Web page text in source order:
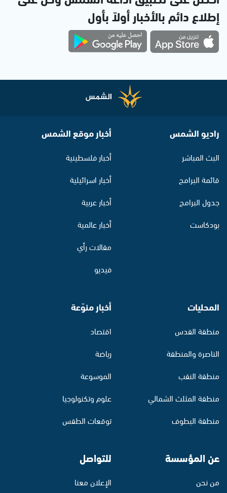
إطلاع دائم بالأخبار أولاً بأول
راديو الشمس
البث المباشر
قائمة البرامج
جدول البرامج
بودكاست
أخبار موقع الشمس
أخبار فلسطينية
أخبار اسرائيلية
أخبار عربية
أخبار عالمية
مقالات رأي
فيديو
المحليات
منطقة القدس
الناصرة والمنطقة
منطقة النقب
منطقة المثلث الشمالي
منطقة البطوف
أخبار منوّعة
اقتصاد
رياضة
الموسوعة
علوم وتكنولوجيا
توقعات الطقس
عن المؤسسة
من نحن
للتواصل
الإعلان معنا